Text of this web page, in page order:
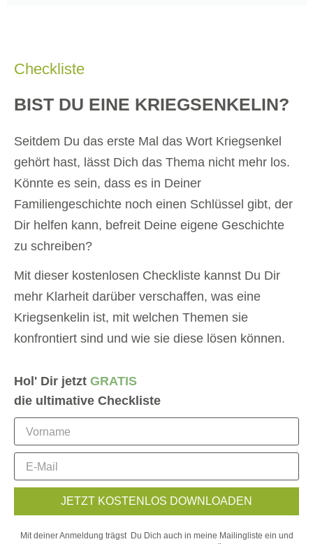
Checkliste
BIST DU EINE KRIEGSENKELIN?
Seitdem Du das erste Mal das Wort Kriegsenkel
gehört hast, lässt Dich das Thema nicht mehr los.
Könnte es sein, dass es in Deiner
Familiengeschichte noch einen Schlüssel gibt, der
Dir helfen kann, befreit Deine eigene Geschichte
zu schreiben?
Mit dieser kostenlosen Checkliste kannst Du Dir
mehr Klarheit darüber verschaffen, was eine
Kriegsenkelin ist, mit welchen Themen sie
konfrontiert sind und wie sie diese lösen können.
Hol' Dir jetzt GRATIS
die ultimative Checkliste
JETZT KOSTENLOS DOWNLOADEN
Mit deiner Anmeldung trägst Du Dich auch in meine Mailingliste ein und